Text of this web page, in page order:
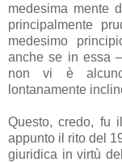
medesima mente
principalmente
medesimo
anche se in essa
non vi è
lontanamente
Questo, credo, fu
appunto il rito del
giuridica in virtù